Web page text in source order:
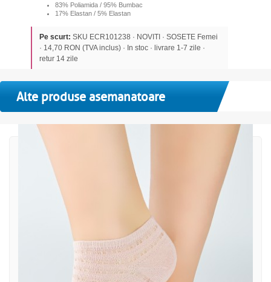
83% Poliamida / 95% Bumbac
17% Elastan / 5% Elastan
Pe scurt: SKU ECR101238 · NOVITI · SOSETE Femei
· 14,70 RON (TVA inclus) · In stoc · livrare 1-7 zile ·
retur 14 zile
Alte produse asemanatoare